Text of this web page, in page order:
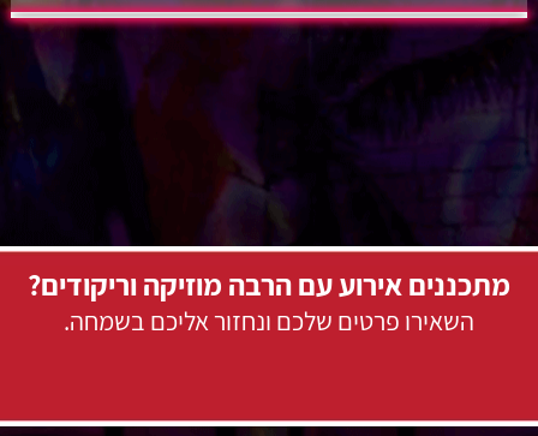
מתכננים אירוע עם הרבה מוזיקה וריקודים?
השאירו פרטים שלכם ונחזור אליכם בשמחה.